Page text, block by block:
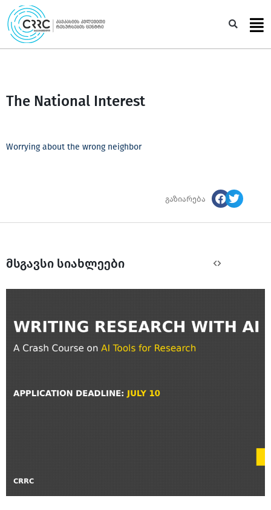
Skip
to
content
The National Interest
Worrying about the wrong neighbor
გაზიარება
მსგავსი სიახლეები